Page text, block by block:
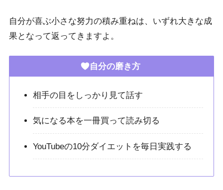
自分が喜ぶ小さな努力の積み重ねは、いずれ大きな成
果となって返ってきますよ。
自分の磨き方
相手の目をしっかり見て話す
気になる本を一冊買って読み切る
YouTubeの10分ダイエットを毎日実践する